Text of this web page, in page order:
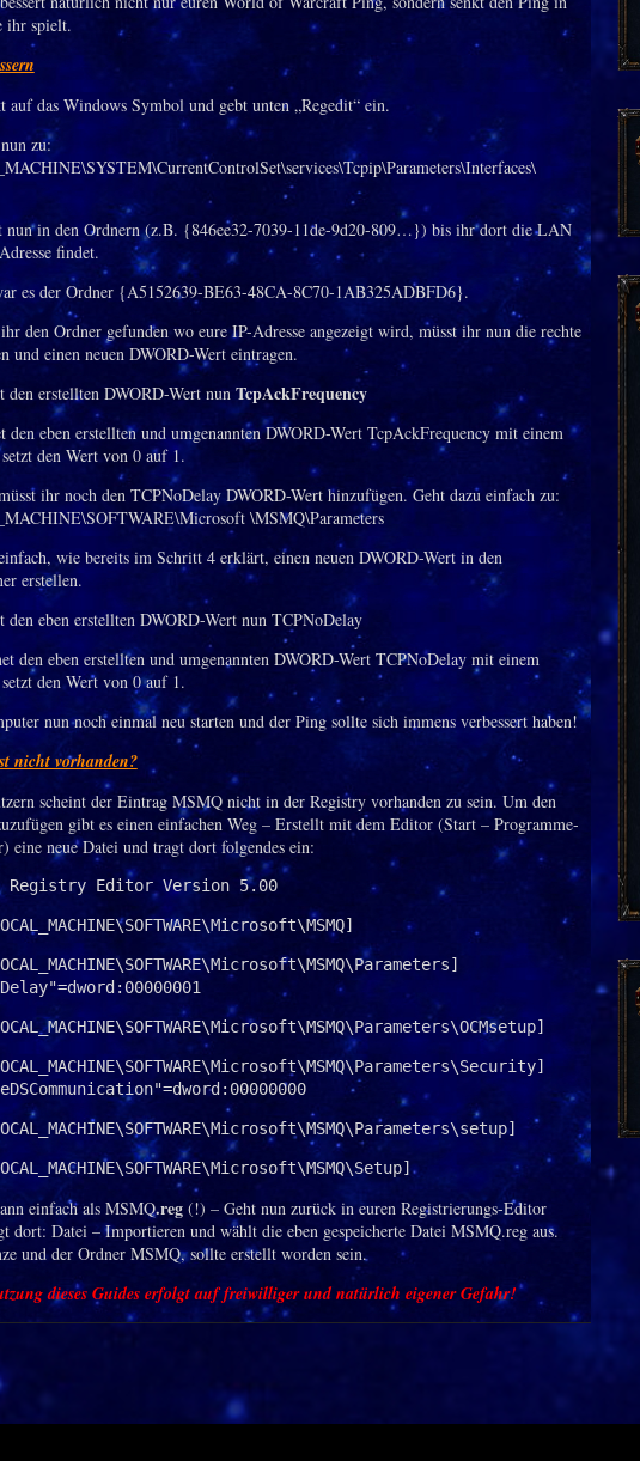
ihr spielt.
das Windows Symbol und gebt unten „Regedit“ ein.
zu:
nun in den Ordnern (z.B. {846ee32-7039-11de-9d20-809…}) bis ihr dort die LAN
findet.
es der Ordner {A5152639-BE63-48CA-8C70-1AB325ADBFD6}.
den Ordner gefunden wo eure IP-Adresse angezeigt wird, müsst ihr nun die rechte
und einen neuen DWORD-Wert eintragen.
den erstellten DWORD-Wert nun TcpAckFrequency
den eben erstellten und umgenannten DWORD-Wert TcpAckFrequency mit einem
den Wert von 0 auf 1.
ihr noch den TCPNoDelay DWORD-Wert hinzufügen. Geht dazu einfach zu:
\MSMQ\Parameters
wie bereits im Schritt 4 erklärt, einen neuen DWORD-Wert in den
erstellen.
den eben erstellten DWORD-Wert nun TCPNoDelay
den eben erstellten und umgenannten DWORD-Wert TCPNoDelay mit einem
den Wert von 0 auf 1.
nun noch einmal neu starten und der Ping sollte sich immens verbessert haben!
nicht vorhanden?
scheint der Eintrag MSMQ nicht in der Registry vorhanden zu sein. Um den
gibt es einen einfachen Weg – Erstellt mit dem Editor (Start – Programme-
eine neue Datei und tragt dort folgendes ein:
Registry Editor Version 5.00
einfach als MSMQ.reg(!) – Geht nun zurück in euren Registrierungs-Editor
dort: Datei – Importieren und wählt die eben gespeicherte Datei MSMQ.reg aus.
und der Ordner MSMQ, sollte erstellt worden sein.
dieses Guides erfolgt auf freiwilliger und natürlich eigener Gefahr!